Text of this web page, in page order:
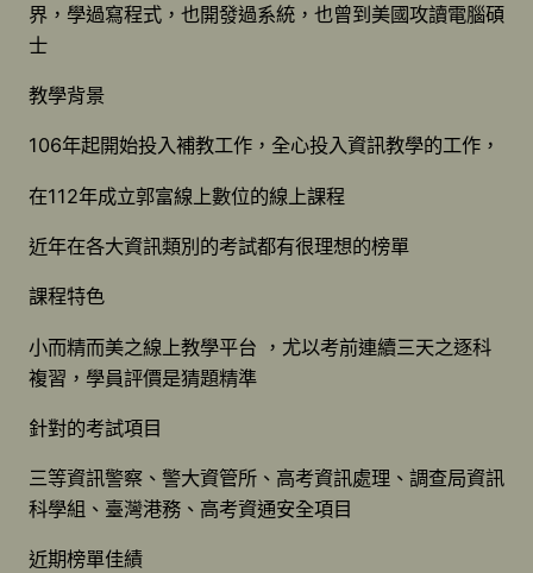
界，學過寫程式，也開發過系統，也曾到美國攻讀電腦碩
士
教學背景
106年起開始投入補教工作，全心投入資訊教學的工作，
在112年成立郭富線上數位的線上課程
近年在各大資訊類別的考試都有很理想的榜單
課程特色
小而精而美之線上教學平台 ，尤以考前連續三天之逐科
複習，學員評價是猜題精準
針對的考試項目
三等資訊警察、警大資管所、高考資訊處理、調查局資訊
科學組、臺灣港務、高考資通安全項目
近期榜單佳績